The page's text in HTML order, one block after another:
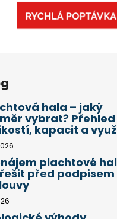
hala – jaký
vybrat? Přehled
kapacit a
plachtové
před podpisem